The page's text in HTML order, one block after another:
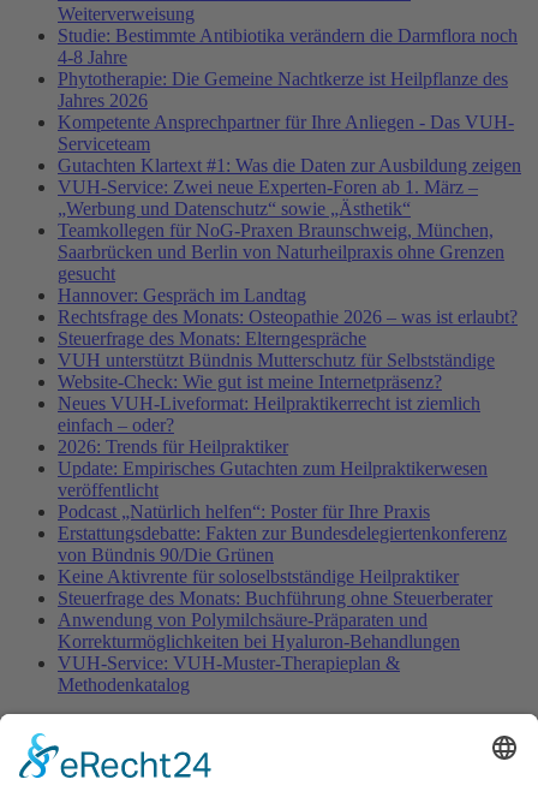
Weiterverweisung
Studie: Bestimmte Antibiotika verändern die Darmflora noch
4-8 Jahre
Phytotherapie: Die Gemeine Nachtkerze ist Heilpflanze des
Jahres 2026
Kompetente Ansprechpartner für Ihre Anliegen - Das VUH-
Serviceteam
Gutachten Klartext #1: Was die Daten zur Ausbildung zeigen
VUH-Service: Zwei neue Experten-Foren ab 1. März –
„Werbung und Datenschutz“ sowie „Ästhetik“
Teamkollegen für NoG-Praxen Braunschweig, München,
Saarbrücken und Berlin von Naturheilpraxis ohne Grenzen
gesucht
Hannover: Gespräch im Landtag
Rechtsfrage des Monats: Osteopathie 2026 – was ist erlaubt?
Steuerfrage des Monats: Elterngespräche
VUH unterstützt Bündnis Mutterschutz für Selbstständige
Website-Check: Wie gut ist meine Internetpräsenz?
Neues VUH-Liveformat: Heilpraktikerrecht ist ziemlich
einfach – oder?
2026: Trends für Heilpraktiker
Update: Empirisches Gutachten zum Heilpraktikerwesen
veröffentlicht
Podcast „Natürlich helfen“: Poster für Ihre Praxis
Erstattungsdebatte: Fakten zur Bundesdelegiertenkonferenz
von Bündnis 90/Die Grünen
Keine Aktivrente für soloselbstständige Heilpraktiker
Steuerfrage des Monats: Buchführung ohne Steuerberater
Anwendung von Polymilchsäure-Präparaten und
Korrekturmöglichkeiten bei Hyaluron-Behandlungen
VUH-Service: VUH-Muster-Therapieplan &
Methodenkatalog
Fachinformationen
Erstattungsfähige rezeptfreie Medikamente